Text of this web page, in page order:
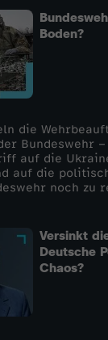
Boden?
die
Bundeswehr
auf die
auf die
noch zu
Versinkt
Deutsche
Chaos?